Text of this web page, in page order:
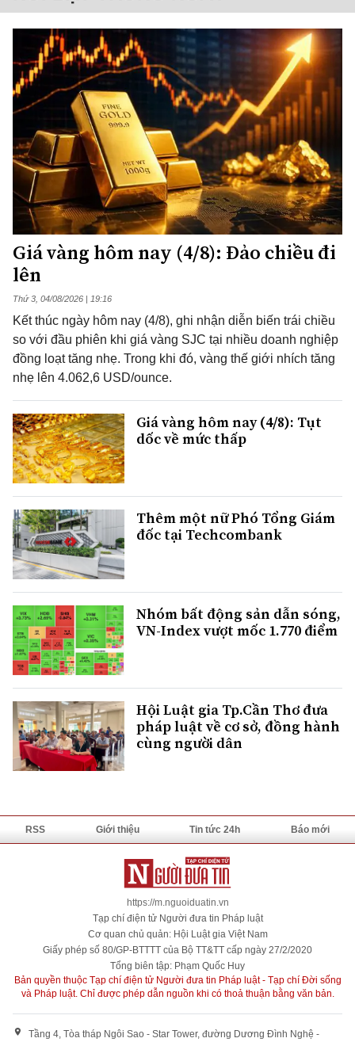
Giá vàng hôm nay (4/8): Đảo chiều đi
lên
Thứ 3, 04/08/2026 | 19:16
Kết thúc ngày hôm nay (4/8), ghi nhận diễn biến trái chiều
so với đầu phiên khi giá vàng SJC tại nhiều doanh nghiệp
đồng loạt tăng nhẹ. Trong khi đó, vàng thế giới nhích tăng
nhẹ lên 4.062,6 USD/ounce.
Giá vàng hôm nay (4/8): Tụt
dốc về mức thấp
Thêm một nữ Phó Tổng Giám
đốc tại Techcombank
Nhóm bất động sản dẫn sóng,
VN-Index vượt mốc 1.770 điểm
Hội Luật gia Tp.Cần Thơ đưa
pháp luật về cơ sở, đồng hành
cùng người dân
RSS Giới thiệu Tin tức 24h Báo mới
https://m.nguoiduatin.vn
Tạp chí điện tử Người đưa tin Pháp luật
Cơ quan chủ quản: Hội Luật gia Việt Nam
Giấy phép số 80/GP-BTTTT của Bộ TT&TT cấp ngày 27/2/2020
Tổng biên tập: Phạm Quốc Huy
Bản quyền thuộc Tạp chí điện tử Người đưa tin Pháp luật - Tạp chí Đời sống
và Pháp luật. Chỉ được phép dẫn nguồn khi có thoả thuận bằng văn bản.
Tầng 4, Tòa tháp Ngôi Sao - Star Tower, đường Dương Đình Nghệ -